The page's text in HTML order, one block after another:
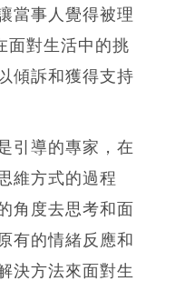
當事人覺得被理
面對生活中的挑
傾訴和獲得支持
引導的專家，在
維方式的過程
角度去思考和面
有的情緒反應和
決方法來面對生